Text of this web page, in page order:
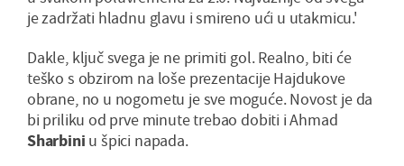
je zadržati hladnu glavu i smireno ući u utakmicu.'
Dakle, ključ svega je ne primiti gol. Realno, biti će
teško s obzirom na loše prezentacije Hajdukove
obrane, no u nogometu je sve moguće. Novost je da
bi priliku od prve minute trebao dobiti i Ahmad
Sharbini u špici napada.